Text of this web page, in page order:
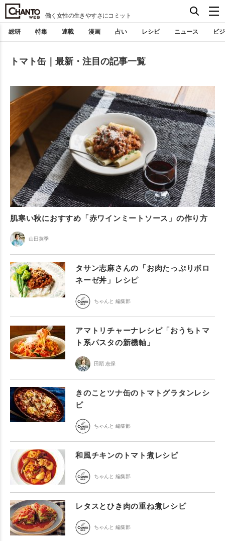
働く女性の生きやすさにコミット
総研 特集 連載 漫画 占い レシピ ニュース ビ
トマト缶｜最新・注目の記事一覧
肌寒い秋におすすめ「赤ワインミートソース」の作り方
山田英季
タサン志麻さんの「お肉たっぷりボロ
ネーゼ丼」レシピ
ちゃんと 編集部
アマトリチャーナレシピ「おうちトマ
ト系パスタの新機軸」
田頭 志保
きのことツナ缶のトマトグラタンレシ
ピ
ちゃんと 編集部
和風チキンのトマト煮レシピ
ちゃんと 編集部
レタスとひき肉の重ね煮レシピ
ちゃんと 編集部